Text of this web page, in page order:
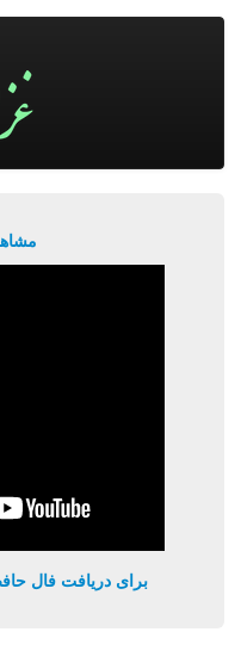
برای دریافت فال